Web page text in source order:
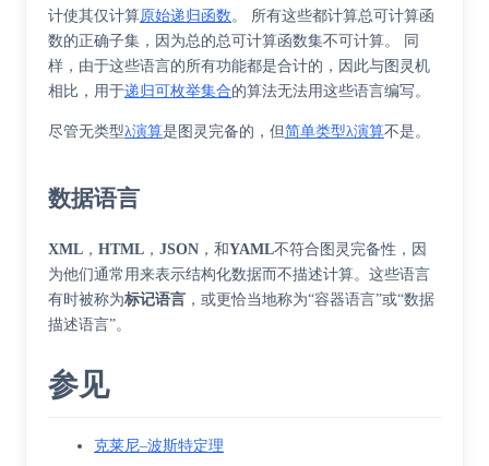
计使其仅计算原始递归函数 。 所有这些都计算总可计算函
数的正确子集，因为总的总可计算函数集不可计算。 同
样，由于这些语言的所有功能都是合计的，因此与图灵机
相比，用于递归可枚举集合的算法无法用这些语言编写。
尽管无类型λ演算是图灵完备的，但简单类型λ演算不是。
数据语言
XML ， HTML ， JSON ，和YAML不符合图灵完备性，因
为他们通常用来表示结构化数据而不描述计算。这些语言
有时被称为标记语言 ，或更恰当地称为“容器语言”或“数据
描述语言”。
参见
克莱尼–波斯特定理